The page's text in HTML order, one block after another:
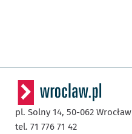
pl. Solny 14, 50-062 Wrocław
tel. 71 776 71 42